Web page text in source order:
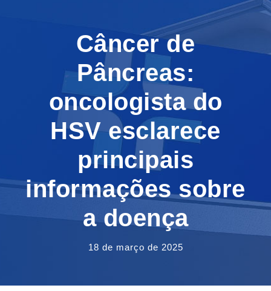
Câncer de
Pâncreas:
oncologista do
HSV esclarece
principais
informações sobre
a doença
18 de março de 2025